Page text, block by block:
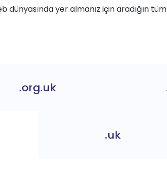
dünyasında yer almanız için aradığın
.org.uk
.uk